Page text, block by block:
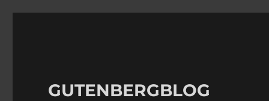
GUTENBERGBLOG